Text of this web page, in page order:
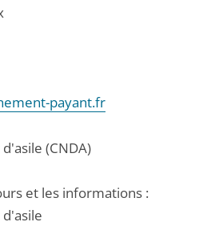
payant.fr
(CNDA)
et les informations :